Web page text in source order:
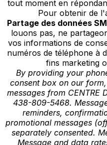
tout moment en
Pour obtenir de
Partage des données
louons pas, ne
vos informations de
numéros de téléphone à
fins marketing
By providing your
consent box on our
messages from CENTRE
438-809-5468.
reminders,
promotional messages
separately consented.
Message and data